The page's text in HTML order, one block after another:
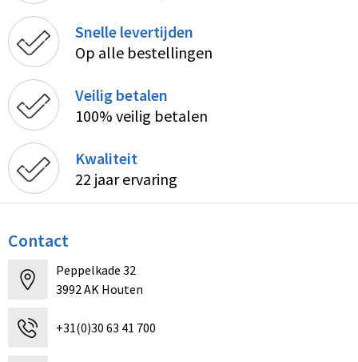
Snelle levertijden
Op alle bestellingen
Veilig betalen
100% veilig betalen
Kwaliteit
22 jaar ervaring
Contact
Peppelkade 32
3992 AK Houten
+31(0)30 63 41 700